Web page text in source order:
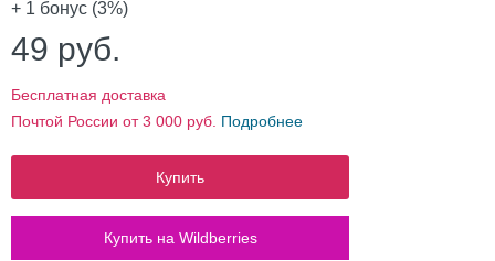
+ 1 бонус (3%)
49 руб.
Бесплатная доставка
Почтой России от 3 000 руб. Подробнее
Купить
Купить на Wildberries